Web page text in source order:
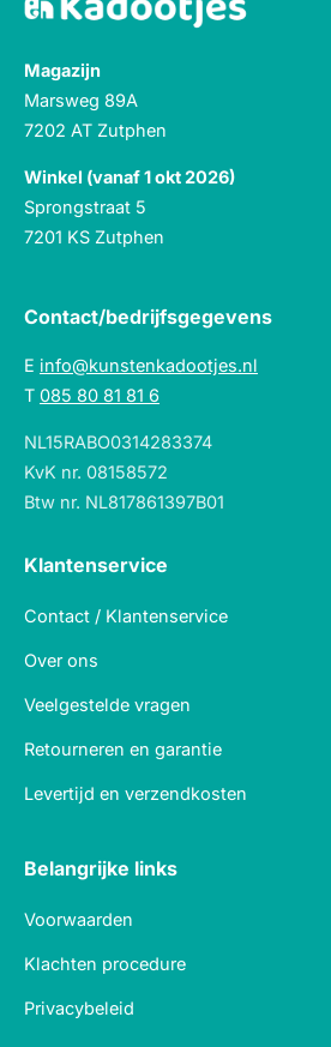
Magazijn
Marsweg 89A
7202 AT Zutphen
Winkel (vanaf 1 okt 2026)
Sprongstraat 5
7201 KS Zutphen
Contact/bedrijfsgegevens
E info@kunstenkadootjes.nl
T 085 80 81 81 6
NL15RABO0314283374
KvK nr. 08158572
Btw nr. NL817861397B01
Klantenservice
Contact / Klantenservice
Over ons
Veelgestelde vragen
Retourneren en garantie
Levertijd en verzendkosten
Belangrijke links
Voorwaarden
Klachten procedure
Privacybeleid